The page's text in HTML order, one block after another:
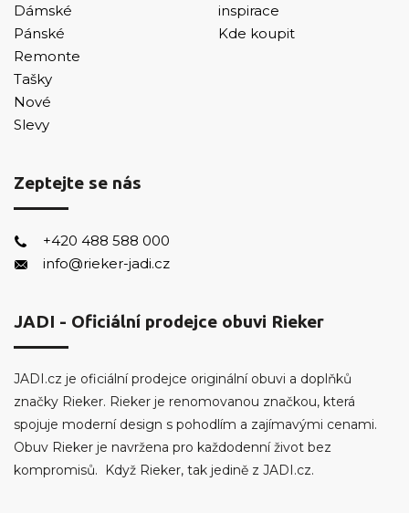
Dámské
Pánské
Remonte
Tašky
Nové
Slevy
inspirace
Kde koupit
Zeptejte se nás
+420 488 588 000
info@rieker-jadi.cz
JADI - Oficiální prodejce obuvi Rieker
JADI.cz je oficiální prodejce originální obuvi a doplňků
značky Rieker. Rieker je renomovanou značkou, která
spojuje moderní design s pohodlím a zajímavými cenami.
Obuv Rieker je navržena pro každodenní život bez
kompromisů. Když Rieker, tak jedině z JADI.cz.